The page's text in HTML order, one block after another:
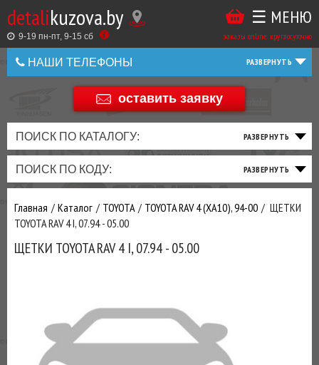
detalikuzova.by
9-19 пн-пт, 9-15 cб заказы online: круглосуточно
☰ МЕНЮ
НАШИ ТЕЛЕФОНЫ
+375 44 586 05 44
оставить заявку
ПОИСК ПО КАТАЛОГУ:
ПОИСК ПО КОДУ:
Главная Каталог TOYOTA TOYOTA RAV 4 (XA10), 94-00
ЩЕТКИ
TOYOTA RAV 4 I, 07.94 - 05.00
ЩЕТКИ TOYOTA RAV 4 I, 07.94 - 05.00
Оставить
Оценить
товар
Купить
в
1
Беларусь
+375
+375
ТАКЖЕ
ВЫ
МОЖЕТЕ
У
ЗАКАЗАТЬ
ТО
ФИЛЬТРА
ТОРМОЗНАЯ
СИСТЕМА
ПОДВЕСКА
РУЛЕВОЕ
ТРАНСМИССИЯ
ПРИВОД
ДВИГАТЕЛЬ
ВЫХЛОП
ЭЛЕКТРИКА
ОСВЕЩЕНИЕ
ДОБАВИВ
МАСЛАИ ДРУГИЕ